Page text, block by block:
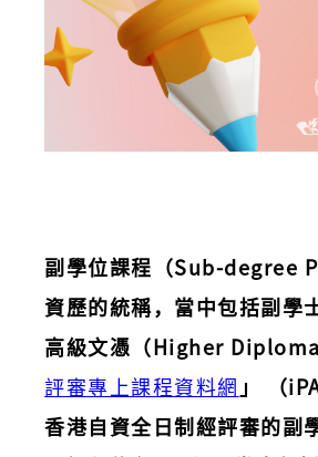
副學位課程（Sub-degree
資歷的統稱，當中包括副
高級文憑（Higher Diploma
評審專上課程資料網 」 （
香港自資全日制經評審的副